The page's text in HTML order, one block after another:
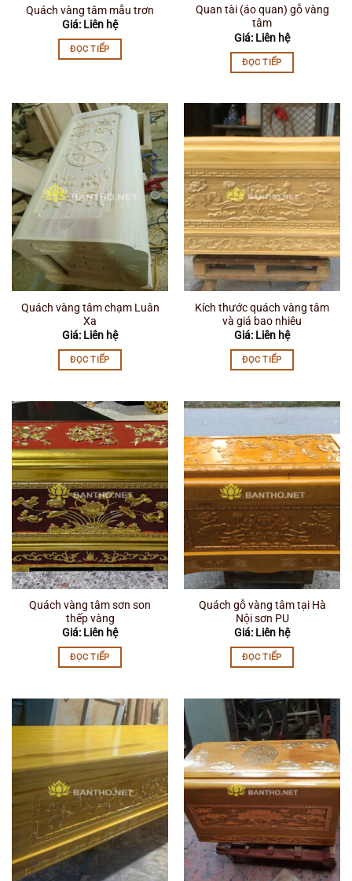
Quách vàng tâm mẫu trơn
Giá: Liên hệ
ĐỌC TIẾP
Quan tài (áo quan) gỗ vàng
tâm
Giá: Liên hệ
ĐỌC TIẾP
Quách vàng tâm chạm Luân
Xa
Giá: Liên hệ
ĐỌC TIẾP
Kích thước quách vàng tâm
và giá bao nhiêu
Giá: Liên hệ
ĐỌC TIẾP
Quách vàng tâm sơn son
thếp vàng
Giá: Liên hệ
ĐỌC TIẾP
Quách gỗ vàng tâm tại Hà
Nội sơn PU
Giá: Liên hệ
ĐỌC TIẾP